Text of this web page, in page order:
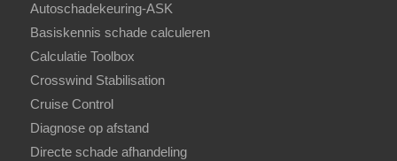
Autoschadekeuring-ASK
Basiskennis schade calculeren
Calculatie Toolbox
Crosswind Stabilisation
Cruise Control
Diagnose op afstand
Directe schade afhandeling